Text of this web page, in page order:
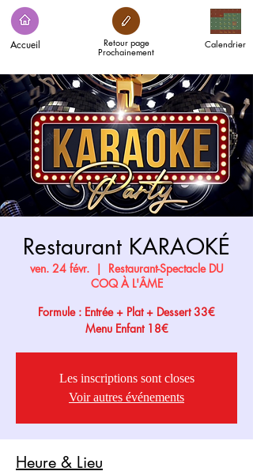
Accueil Calendrier
Retour page
Prochainement
Restaurant KARAOKÉ
ven. 24 févr.
  |
Restaurant-Spectacle DU
COQ À L'ÂME
Formule : Entrée + Plat + Dessert 33€
Menu Enfant 18€
Les inscriptions sont closes
Voir autres événements
Heure & Lieu